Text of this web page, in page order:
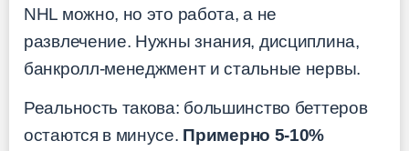
NHL можно, но это работа, а не
развлечение. Нужны знания, дисциплина,
банкролл-менеджмент и стальные нервы.
Реальность такова: большинство беттеров
остаются в минусе. Примерно 5-10%